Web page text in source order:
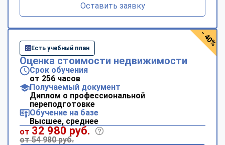
Оставить заявку
Есть учебный план
Оценка стоимости недвижимости
Срок обучения
от 256 часов
Получаемый документ
Диплом о профессиональной
переподготовке
Обучение на базе
Высшее, среднее
от 32 980 руб.
от 54 980 руб.
- 40%